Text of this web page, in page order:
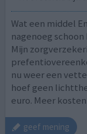
Wat een middel
nagenoeg
Mijn
nu weer een
hoef geen
euro. Meer
geef mening